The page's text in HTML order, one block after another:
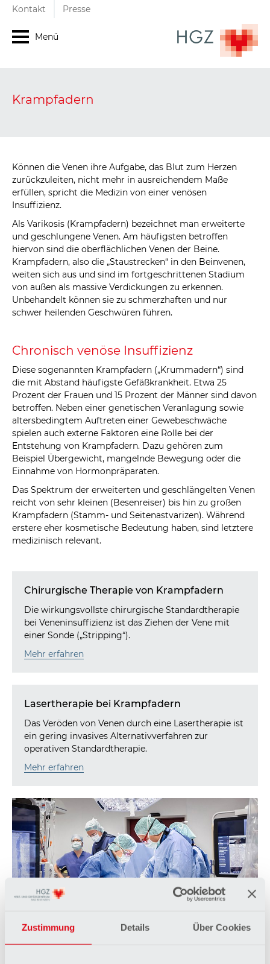
Zustimmung Details Über Cookies
Kontakt Presse
Menü
Krampfadern
Können die Venen ihre Aufgabe, das Blut zum Herzen
zurückzuleiten, nicht mehr in ausreichendem Maße
erfüllen, spricht die Medizin von einer venösen
Insuffizienz.
Als Varikosis (Krampfadern) bezeichnet man erweiterte
und geschlungene Venen. Am häufigsten betroffen
hiervon sind die oberflächlichen Venen der Beine.
Krampfadern, also die „Staustrecken“ in den Beinvenen,
weiten sich aus und sind im fortgeschrittenen Stadium
von außen als massive Verdickungen zu erkennen.
Unbehandelt können sie zu schmerzhaften und nur
schwer heilenden Geschwüren führen.
Chronisch venöse Insuffizienz
Diese sogenannten Krampfadern („Krummadern“) sind
die mit Abstand häufigste Gefäßkrankheit. Etwa 25
Prozent der Frauen und 15 Prozent der Männer sind davon
betroffen. Neben einer genetischen Veranlagung sowie
altersbedingtem Auftreten einer Gewebeschwäche
spielen auch externe Faktoren eine Rolle bei der
Entstehung von Krampfadern. Dazu gehören zum
Beispiel Übergewicht, mangelnde Bewegung oder die
Einnahme von Hormonpräparaten.
Das Spektrum der erweiterten und geschlängelten Venen
reicht von sehr kleinen (Besenreiser) bis hin zu großen
Krampfadern (Stamm- und Seitenastvarizen). Während
erstere eher kosmetische Bedeutung haben, sind letztere
medizinisch relevant.
Chirurgische Therapie von Krampfadern
Die wirkungsvollste chirurgische Standardtherapie
bei Veneninsuffizienz ist das Ziehen der Vene mit
einer Sonde („Stripping“).
Mehr erfahren
Lasertherapie bei Krampfadern
Das Veröden von Venen durch eine Lasertherapie ist
ein gering invasives Alternativverfahren zur
operativen Standardtherapie.
Mehr erfahren
Klinik für Gefäßchirurgie und Wundzentrum